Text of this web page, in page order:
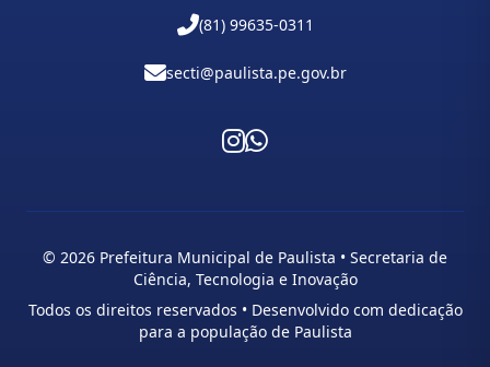
(81) 99635-0311
secti@paulista.pe.gov.br
© 2026 Prefeitura Municipal de Paulista • Secretaria de
Ciência, Tecnologia e Inovação
Todos os direitos reservados • Desenvolvido com dedicação
para a população de Paulista